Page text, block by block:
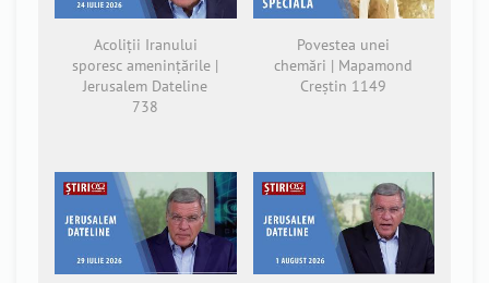
Acoliții Iranului
sporesc amenințările |
Jerusalem Dateline
738
Povestea unei
chemări | Mapamond
Creștin 1149